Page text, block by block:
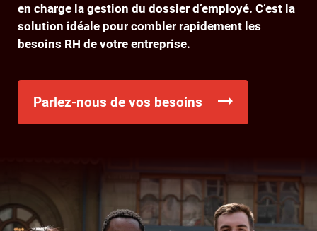
en charge la gestion du dossier d’employé. C’est la
solution idéale pour combler rapidement les
besoins RH de votre entreprise.
Parlez-nous de vos besoins